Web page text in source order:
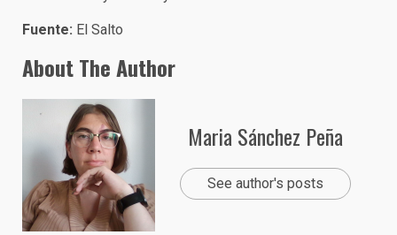
Fuente: El Salto
About The Author
Maria Sánchez Peña
See author's posts